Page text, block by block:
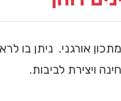
אורגני. ניתן בו
ויצירת לביבות.